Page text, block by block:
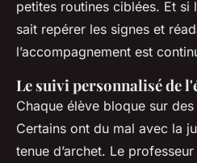
petites routines ciblées. Et si
sait repérer les signes et
l’accompagnement est
Le suivi personnalisé de
Chaque élève bloque sur
Certains ont du mal avec la
tenue d’archet. Le